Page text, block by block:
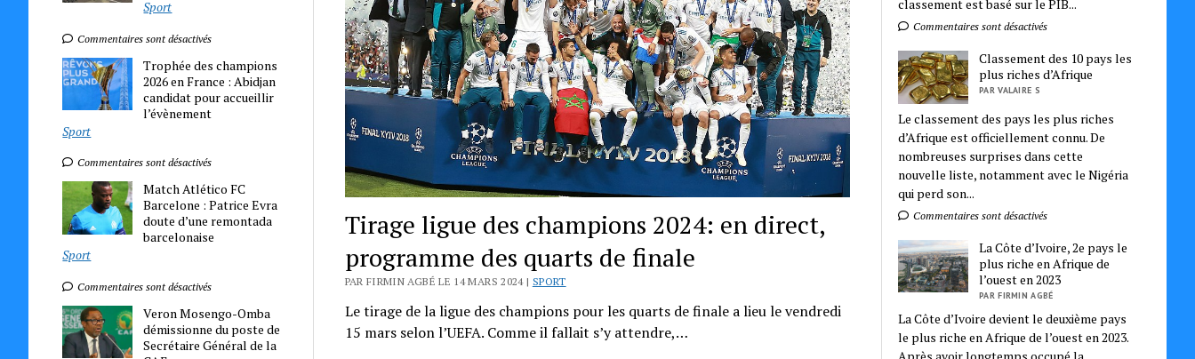
Sport
Commentaires sont désactivés
Trophée des champions
2026 en France : Abidjan
candidat pour accueillir
l’évènement
Sport
Commentaires sont désactivés
Match Atlético FC
Barcelone : Patrice Evra
doute d’une remontada
barcelonaise
Sport
Commentaires sont désactivés
Veron Mosengo-Omba
démissionne du poste de
Secrétaire Général de la
Tirage ligue des champions 2024: en direct,
programme des quarts de finale
PAR FIRMIN AGBÉ LE 14 MARS 2024 | SPORT
Le tirage de la ligue des champions pour les quarts de finale a lieu le vendredi
15 mars selon l’UEFA. Comme il fallait s’y attendre,…
classement est basé sur le PIB...
Commentaires sont désactivés
Classement des 10 pays les
plus riches d’Afrique
PAR VALAIRE S
Le classement des pays les plus riches
d’Afrique est officiellement connu. De
nombreuses surprises dans cette
nouvelle liste, notamment avec le Nigéria
qui perd son...
Commentaires sont désactivés
La Côte d’Ivoire, 2e pays le
plus riche en Afrique de
l’ouest en 2023
PAR FIRMIN AGBÉ
La Côte d’Ivoire devient le deuxième pays
le plus riche en Afrique de l’ouest en 2023.
Après avoir longtemps occupé la